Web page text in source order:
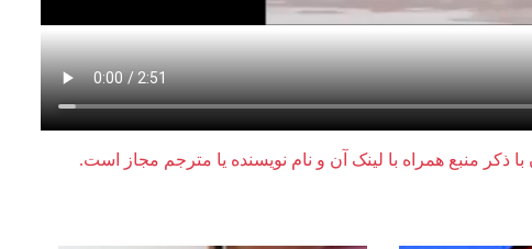
ذکر منبع همراه با لینک آن و نام نویسنده یا مترجم مجاز است.